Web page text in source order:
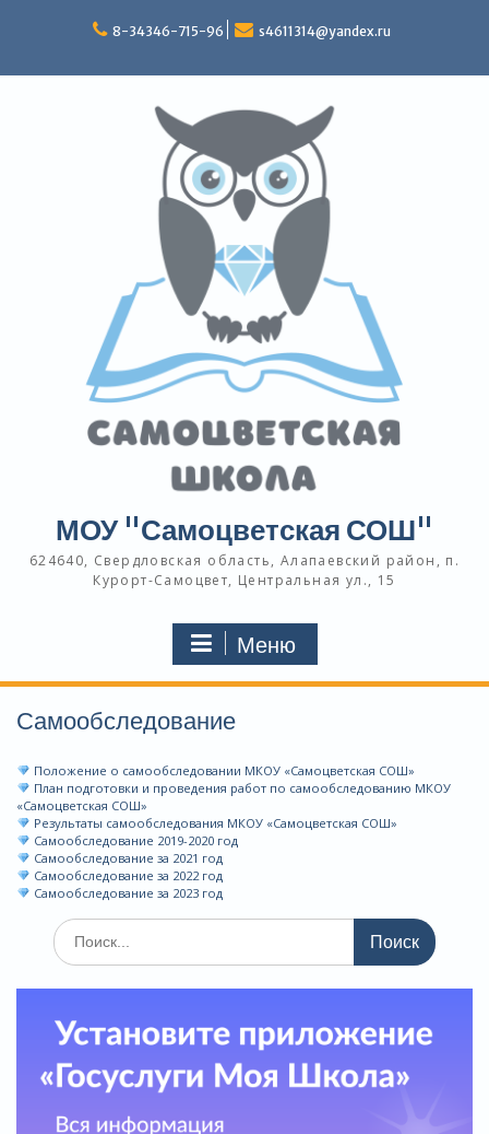
8-34346-715-96 s4611314@yandex.ru
МОУ "Самоцветская СОШ"
624640, Свердловская область, Алапаевский район, п.
Курорт-Самоцвет, Центральная ул., 15
Меню
Самообследование
Положение о самообследовании МКОУ «Самоцветская СОШ»
План подготовки и проведения работ по самообследованию МКОУ
«Самоцветская СОШ»
Результаты самообследования МКОУ «Самоцветская СОШ»
Самообследование 2019-2020 год
Самообследование за 2021 год
Самообследование за 2022 год
Самообследование за 2023 год
Поиск
по: